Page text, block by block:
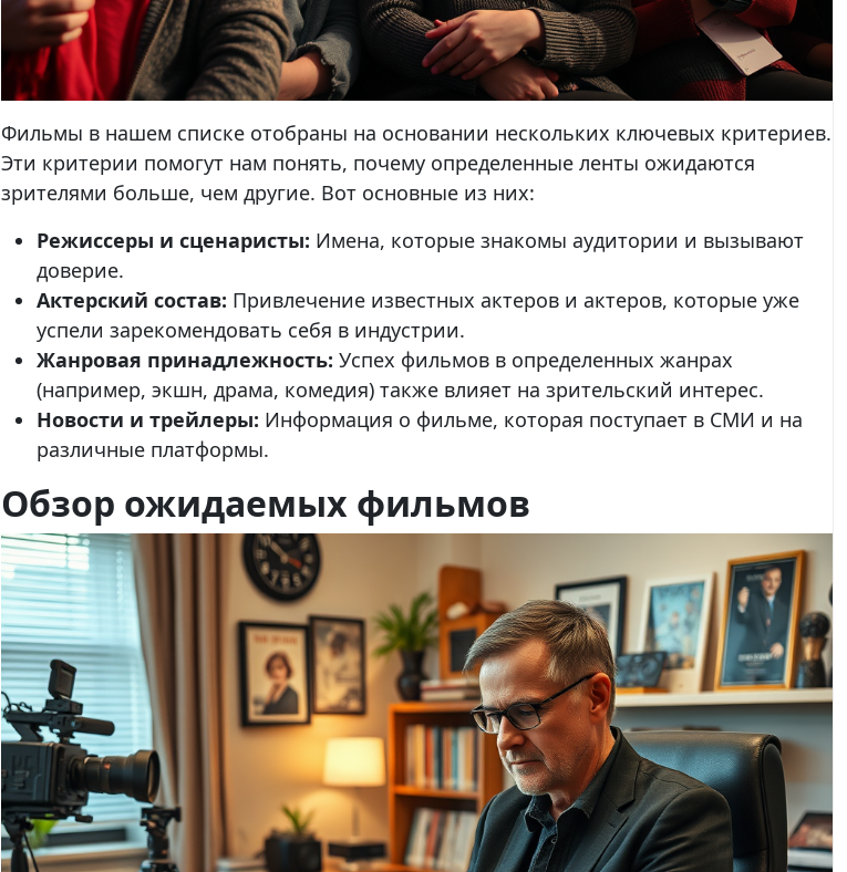
Фильмы в нашем списке отобраны на основании нескольких ключевых критериев.
Эти критерии помогут нам понять, почему определенные ленты ожидаются
зрителями больше, чем другие. Вот основные из них:
Режиссеры и сценаристы: Имена, которые знакомы аудитории и вызывают
доверие.
Актерский состав: Привлечение известных актеров и актеров, которые уже
успели зарекомендовать себя в индустрии.
Жанровая принадлежность: Успех фильмов в определенных жанрах
(например, экшн, драма, комедия) также влияет на зрительский интерес.
Новости и трейлеры: Информация о фильме, которая поступает в СМИ и на
различные платформы.
Обзор ожидаемых фильмов